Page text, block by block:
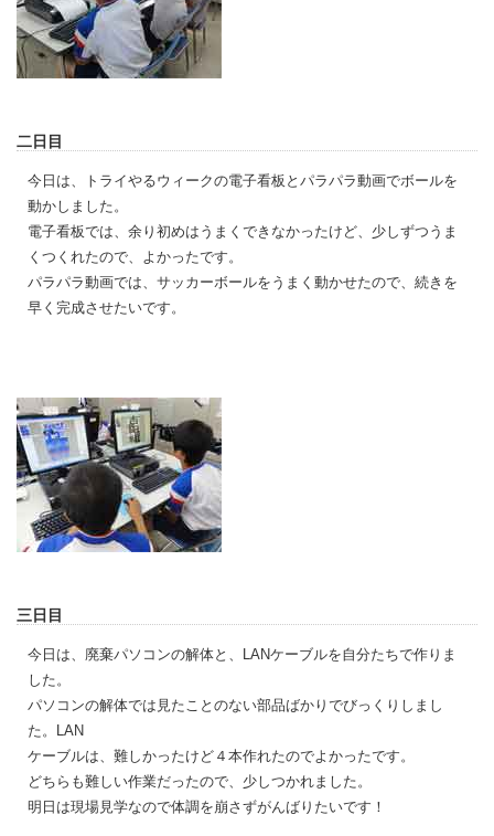
二日目
今日は、トライやるウィークの電子看板とパラパラ動画でボールを
動かしました。
電子看板では、余り初めはうまくできなかったけど、少しずつうま
くつくれたので、よかったです。
パラパラ動画では、サッカーボールをうまく動かせたので、続きを
早く完成させたいです。
三日目
今日は、廃棄パソコンの解体と、LANケーブルを自分たちで作りま
した。
パソコンの解体では見たことのない部品ばかりでびっくりしまし
た。LAN
ケーブルは、難しかったけど４本作れたのでよかったです。
どちらも難しい作業だったので、少しつかれました。
明日は現場見学なので体調を崩さずがんばりたいです！